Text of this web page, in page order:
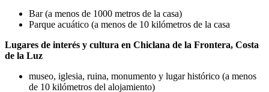
Bar (a menos de 1000 metros de la casa)
Parque acuático (a menos de 10 kilómetros de la casa
Lugares de interés y cultura en Chiclana de la Frontera, Costa
de la Luz
museo, iglesia, ruina, monumento y lugar histórico (a menos
de 10 kilómetros del alojamiento)